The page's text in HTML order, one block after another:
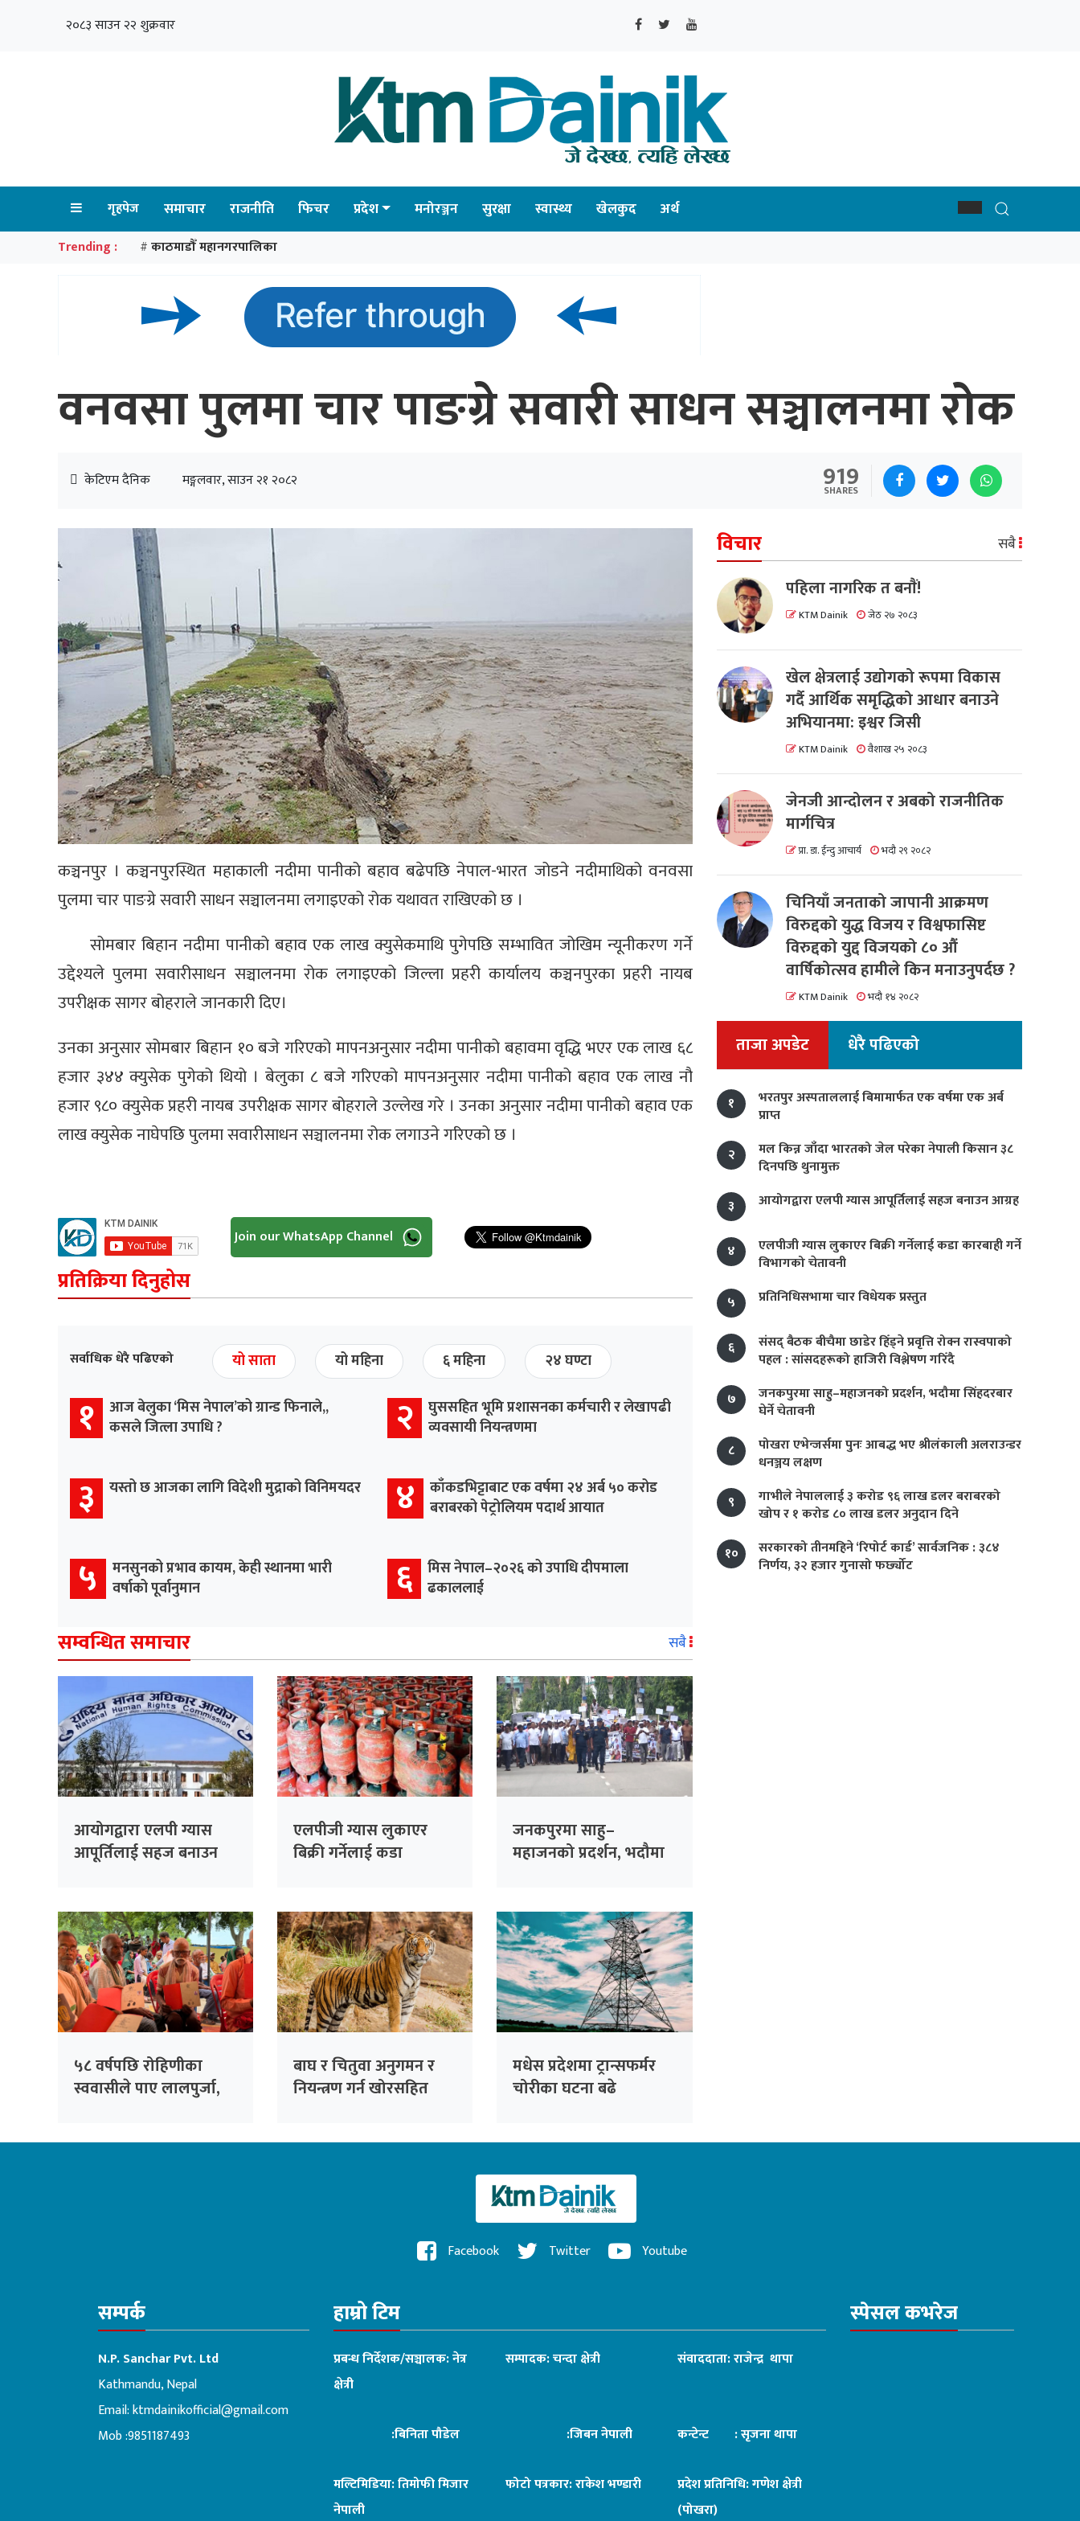
२०८३ साउन २२ शुक्रवार
गृहपेज समाचार राजनीति फिचर प्रदेश मनोरञ्जन सुरक्षा स्वास्थ्य खेलकुद अर्थ
Trending : # काठमाडौँ महानगरपालिका
वनवसा पुलमा चार पाङग्रे सवारी साधन सञ्चालनमा रोक
केटिएम दैनिक मङ्गलवार, साउन २१ २०८२ 919
SHARES
कञ्चनपुर । कञ्चनपुरस्थित महाकाली नदीमा पानीको बहाव बढेपछि नेपाल-भारत जोडने नदीमाथिको वनवसा
पुलमा चार पाङग्रे सवारी साधन सञ्चालनमा लगाइएको रोक यथावत राखिएको छ ।
सोमबार बिहान नदीमा पानीको बहाव एक लाख क्युसेकमाथि पुगेपछि सम्भावित जोखिम न्यूनीकरण गर्ने
उद्देश्यले पुलमा सवारीसाधन सञ्चालनमा रोक लगाइएको जिल्ला प्रहरी कार्यालय कञ्चनपुरका प्रहरी नायब
उपरीक्षक सागर बोहराले जानकारी दिए।
उनका अनुसार सोमबार बिहान १० बजे गरिएको मापनअनुसार नदीमा पानीको बहावमा वृद्धि भएर एक लाख ६८
हजार ३४४ क्युसेक पुगेको थियो । बेलुका ८ बजे गरिएको मापनअनुसार नदीमा पानीको बहाव एक लाख नौ
हजार ९८० क्युसेक प्रहरी नायब उपरीक्षक सागर बोहराले उल्लेख गरे । उनका अनुसार नदीमा पानीको बहाव एक
लाख क्युसेक नाघेपछि पुलमा सवारीसाधन सञ्चालनमा रोक लगाउने गरिएको छ ।
Join our WhatsApp Channel
प्रतिक्रिया दिनुहोस
सर्वाधिक धेरै पढिएको यो साता यो महिना ६ महिना २४ घण्टा
१
आज बेलुका ‘मिस नेपाल’को ग्रान्ड फिनाले,,
कसले जित्ला उपाधि ?
२
घुससहित भूमि प्रशासनका कर्मचारी र लेखापढी
व्यवसायी नियन्त्रणमा
३ यस्तो छ आजका लागि विदेशी मुद्राको विनिमयदर ४
काँकडभिट्टाबाट एक वर्षमा २४ अर्ब ५० करोड
बराबरको पेट्रोलियम पदार्थ आयात
५
मनसुनको प्रभाव कायम, केही स्थानमा भारी
वर्षाको पूर्वानुमान
६ मिस नेपाल–२०२६ को उपाधि दीपमाला
ढकाललाई
सम्वन्धित समाचार सबै
आयोगद्वारा एलपी ग्यास
आपूर्तिलाई सहज बनाउन
एलपीजी ग्यास लुकाएर
बिक्री गर्नेलाई कडा
जनकपुरमा साहु–
महाजनको प्रदर्शन, भदौमा
५८ वर्षपछि रोहिणीका
स्ववासीले पाए लालपुर्जा,
बाघ र चितुवा अनुगमन र
नियन्त्रण गर्न खोरसहित
मधेस प्रदेशमा ट्रान्सफर्मर
चोरीका घटना बढे
विचार सबै
पहिला नागरिक त बनाैं!
KTM Dainik जेठ २७ २०८३
खेल क्षेत्रलाई उद्योगको रूपमा विकास
गर्दै आर्थिक समृद्धिको आधार बनाउने
अभियानमा: इश्वर जिसी
KTM Dainik वैशाख २५ २०८३
जेनजी आन्दोलन र अबको राजनीतिक
मार्गचित्र
प्रा. डा. ईन्दु आचार्य भदौ २९ २०८२
चिनियाँ जनताको जापानी आक्रमण
विरुद्दको युद्ध विजय र विश्वफासिष्ट
विरुद्दको युद्द विजयको ८० औं
वार्षिकोत्सव हामीले किन मनाउनुपर्दछ ?
KTM Dainik भदौ १४ २०८२
ताजा अपडेट धेरै पढिएको
१
भरतपुर अस्पताललाई बिमामार्फत एक वर्षमा एक अर्ब
प्राप्त
२
मल किन्न जाँदा भारतको जेल परेका नेपाली किसान ३८
दिनपछि थुनामुक्त
३
आयोगद्वारा एलपी ग्यास आपूर्तिलाई सहज बनाउन आग्रह
४
एलपीजी ग्यास लुकाएर बिक्री गर्नेलाई कडा कारबाही गर्ने
विभागको चेतावनी
५
प्रतिनिधिसभामा चार विधेयक प्रस्तुत
६
संसद् बैठक बीचैमा छाडेर हिँड्ने प्रवृत्ति रोक्न रास्वपाको
पहल : सांसदहरूको हाजिरी विश्लेषण गरिँदै
७
जनकपुरमा साहु–महाजनको प्रदर्शन, भदौमा सिंहदरबार
घेर्ने चेतावनी
८
पोखरा एभेन्जर्समा पुनः आबद्ध भए श्रीलंकाली अलराउन्डर
धनञ्जय लक्षण
९
गाभीले नेपाललाई ३ करोड ९६ लाख डलर बराबरको
खोप र १ करोड ८० लाख डलर अनुदान दिने
१०
सरकारको तीनमहिने ‘रिपोर्ट कार्ड’ सार्वजनिक : ३८४
निर्णय, ३२ हजार गुनासो फर्छ्योट
Facebook Twitter Youtube
सम्पर्क
N.P. Sanchar Pvt. Ltd
Kathmandu, Nepal
Email:ktmdainikofficial@gmail.com
Mob :9851187493
हाम्रो टिम
प्रबन्ध निर्देशक/सञ्चालक: नेत्र
क्षेत्री
सम्पादक: चन्दा क्षेत्री संवाददाता: राजेन्द्र थापा
:बिनिता पौडेल :जिबन नेपाली कन्टेन्ट : सृजना थापा
मल्टिमिडिया: तिमोफी मिजार
नेपाली
फोटो पत्रकार: राकेश भण्डारी
प्रदेश प्रतिनिधि: गणेश क्षेत्री
(पोखरा)
स्पेसल कभरेज